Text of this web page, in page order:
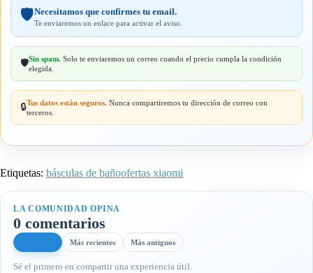
🛡️Necesitamos que confirmes tu email.
Te enviaremos un enlace para activar el aviso.
🛡️Sin spam. Solo te enviaremos un correo cuando el precio cumpla la condición
elegida.
🔒Tus datos están seguros. Nunca compartiremos tu dirección de correo con
terceros.
Etiquetas: básculas de bañoofertas xiaomi
LA COMUNIDAD OPINA
0 comentarios
Más recientes Más antiguos
Sé el primero en compartir una experiencia útil.